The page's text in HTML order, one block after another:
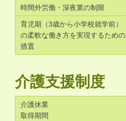
時間外労働・深夜業の制限
育児期（3歳から小学校就学前）
の柔軟な働き方を実現するための
措置
介護支援制度
介護休業
取得期間